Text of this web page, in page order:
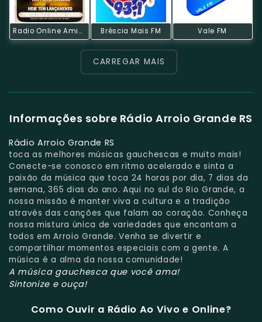
Radio Online Amigos De Jesus Bréscia Mais FM Vale FM
CARREGAR MAIS
Informações sobre Rádio Arroio Grande RS
Rádio Arroio Grande RS
toca as melhores músicas gauchescas e muito mais!
Conecte-se conosco em ritmo acelerado e sinta a
paixão da música que toca 24 horas por dia, 7 dias da
semana, 365 dias do ano. Aqui no sul do Rio Grande, a
nossa missão é manter viva a cultura e a tradição
através das canções que falam ao coração. Conheça
nossa mistura única de variedades que encantam a
todos em Arroio Grande. Venha se divertir e
compartilhar momentos especiais com a gente. A
música é a alma da nossa comunidade!
A música gauchesca que você ama!
Sintonize e ouça!
Como Ouvir a Rádio Ao Vivo e Online?